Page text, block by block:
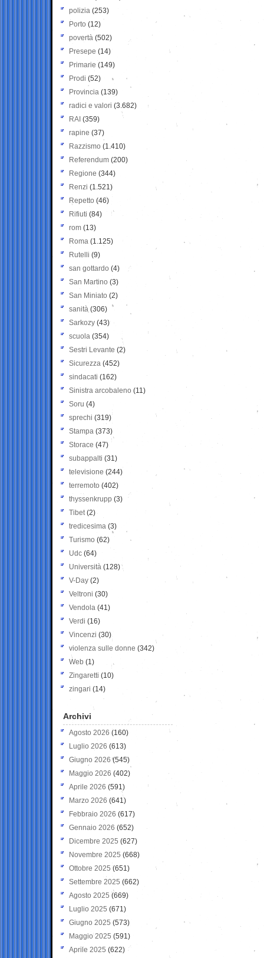
polizia (253)
Porto (12)
povertà (502)
Presepe (14)
Primarie (149)
Prodi (52)
Provincia (139)
radici e valori (3.682)
RAI (359)
rapine (37)
Razzismo (1.410)
Referendum (200)
Regione (344)
Renzi (1.521)
Repetto (46)
Rifiuti (84)
rom (13)
Roma (1.125)
Rutelli (9)
san gottardo (4)
San Martino (3)
San Miniato (2)
sanità (306)
Sarkozy (43)
scuola (354)
Sestri Levante (2)
Sicurezza (452)
sindacati (162)
Sinistra arcobaleno (11)
Soru (4)
sprechi (319)
Stampa (373)
Storace (47)
subappalti (31)
televisione(244)
terremoto (402)
thyssenkrupp (3)
Tibet(2)
tredicesima (3)
Turismo (62)
Udc (64)
Università (128)
V-Day (2)
Veltroni (30)
Vendola (41)
Verdi (16)
Vincenzi (30)
violenza sulle donne (342)
Web (1)
Zingaretti (10)
zingari (14)
Archivi
Agosto 2026 (160)
Luglio 2026 (613)
Giugno 2026 (545)
Maggio 2026 (402)
Aprile 2026 (591)
Marzo 2026 (641)
Febbraio 2026 (617)
Gennaio 2026 (652)
Dicembre 2025 (627)
Novembre 2025 (668)
Ottobre 2025 (651)
Settembre 2025 (662)
Agosto 2025 (669)
Luglio 2025 (671)
Giugno 2025 (573)
Maggio 2025 (591)
Aprile 2025 (622)